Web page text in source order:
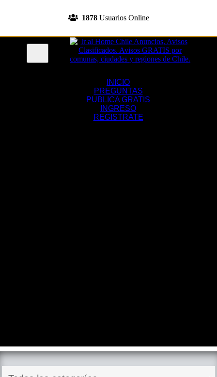
1878Usuarios Online
INICIO
PREGUNTAS
PUBLICA GRATIS
INGRESO
REGISTRATE